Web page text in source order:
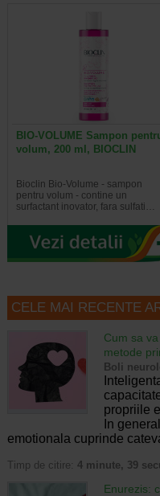
BIO-VOLUME Sampon
volum, 200 ml, BIOCLIN
Bioclin Bio-Volume - sampon
pentru volum - contine un
surfactant inovator, fara sulfati…
CELE MAI RECENTE
Cum sa
metode
Boli
propriile
In
emotionala cuprinde
Timp de citire: 4 minute, 39
Enurezis: